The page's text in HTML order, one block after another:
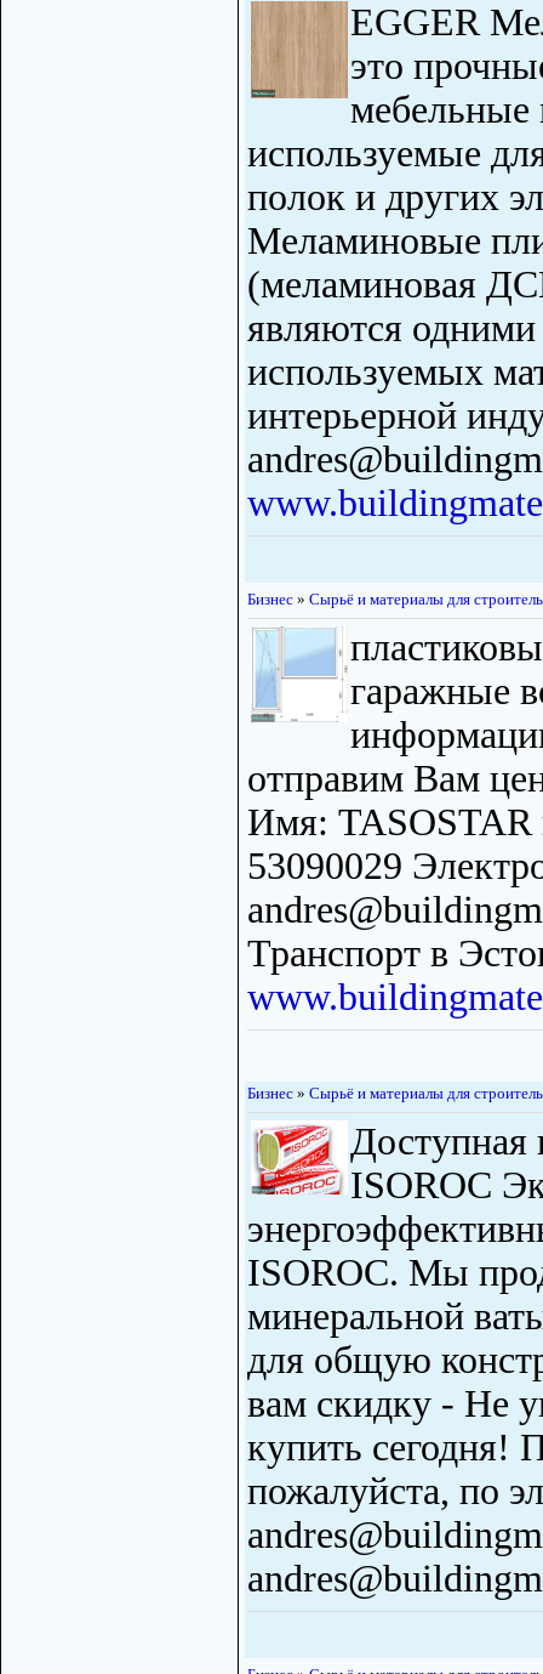
EGGER
это
мебельные
используемые
полок и других
Меламиновые
(меламиновая
являются
используемых
интерьерной
Бизнес » Сырьё и материалы для
гаражные
отправим Вам
Имя: TASOSTAR
53090029
Транспорт в
Бизнес » Сырьё и материалы для
Доступная
ISOROC
ISOROC. Мы
минеральной
для общую
вам скидку - Не
купить сегодня!
пожалуйста, по